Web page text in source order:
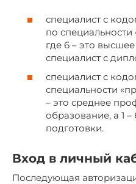
специалист с
по специальности
где 6 – это
специалист с
специалист с
специальности
– это среднее
образование, а 1
подготовки.
Вход в личный
Последующая